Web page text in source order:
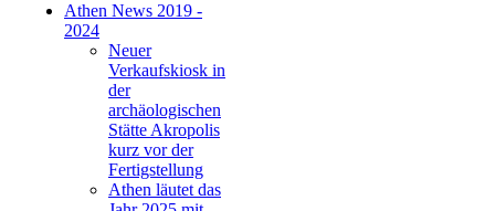
Athen News 2019 -
2024
Neuer
Verkaufskiosk in
der
archäologischen
Stätte Akropolis
kurz vor der
Fertigstellung
Athen läutet das